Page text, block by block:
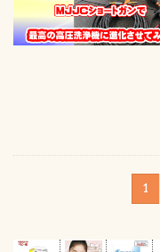
1